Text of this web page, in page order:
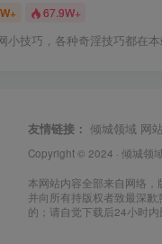
67.9W+
技巧，各种奇淫技巧都在本
友情链接： 倾城领域 网
Copyright © 2024 · 倾城领
本网站内容全部来自网络，
并向所有持版权者致最深
的；请自觉下载后24小时